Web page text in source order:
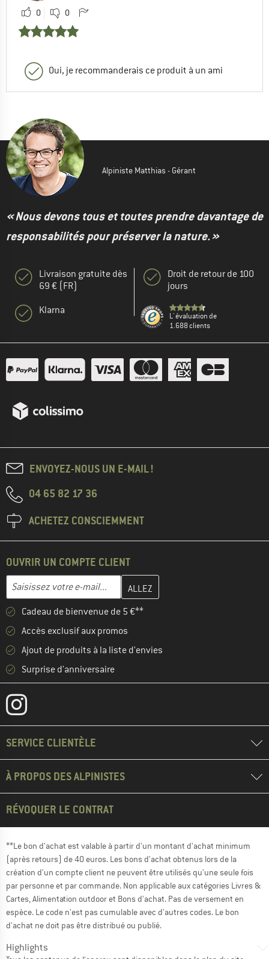
0 0
Oui, je recommanderais ce produit à un ami
Alpiniste Matthias - Gérant
« Nous devons tous et toutes prendre davantage de
responsabilités pour préserver la nature. »
Livraison gratuite dès
69 € (FR)
Klarna
Droit de retour de 100
jours
L' évaluation de
1.688 clients
ENVOYEZ-NOUS UN E-MAIL !
04 65 82 17 36
ACHETEZ CONSCIEMMENT
OUVRIR UN COMPTE CLIENT
Adresse e-mail
Entrez votre adresse e-mail ici et créez votre compte client à la
Cadeau de bienvenue de 5 €**
Accès exclusif aux promos
Ajout de produits à la liste d'envies
Surprise d'anniversaire
SERVICE CLIENTÈLE
À PROPOS DES ALPINISTES
RÉVOQUER LE CONTRAT
**Le bon d'achat est valable à partir d'un montant d'achat minimum
(après retours) de 40 euros. Les bons d'achat obtenus lors de la
création d'un compte client ne peuvent être utilisés qu'une seule fois
par personne et par commande. Non applicable aux catégories Livres &
Cartes, Alimentation outdoor et Bons d'achat. Pas de versement en
espèce. Le code n'est pas cumulable avec d'autres codes. Le bon
d'achat ne doit pas être distribué ou publié.
Highlights